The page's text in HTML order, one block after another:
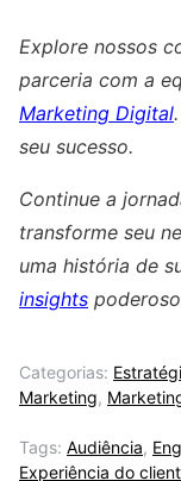
Explore nossos
parceria com a
Marketing Digital
seu sucesso.
Continue a
transforme seu
uma história de
insights
Categorias:
Marketing,
Tags: Audiência,
Experiência do